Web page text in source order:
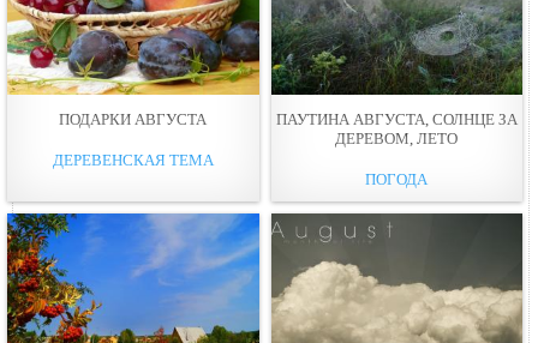
ПОДАРКИ АВГУСТА
ДЕРЕВЕНСКАЯ ТЕМА
ПАУТИНА АВГУСТА, СОЛНЦЕ ЗА
ДЕРЕВОМ, ЛЕТО
ПОГОДА